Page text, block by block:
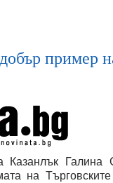
пример
Галина
на